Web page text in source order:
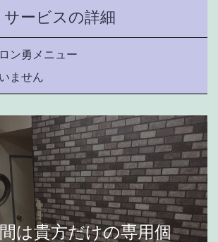
サービスの詳細
ン勇メニュー
ません
は貴方だけの専用個